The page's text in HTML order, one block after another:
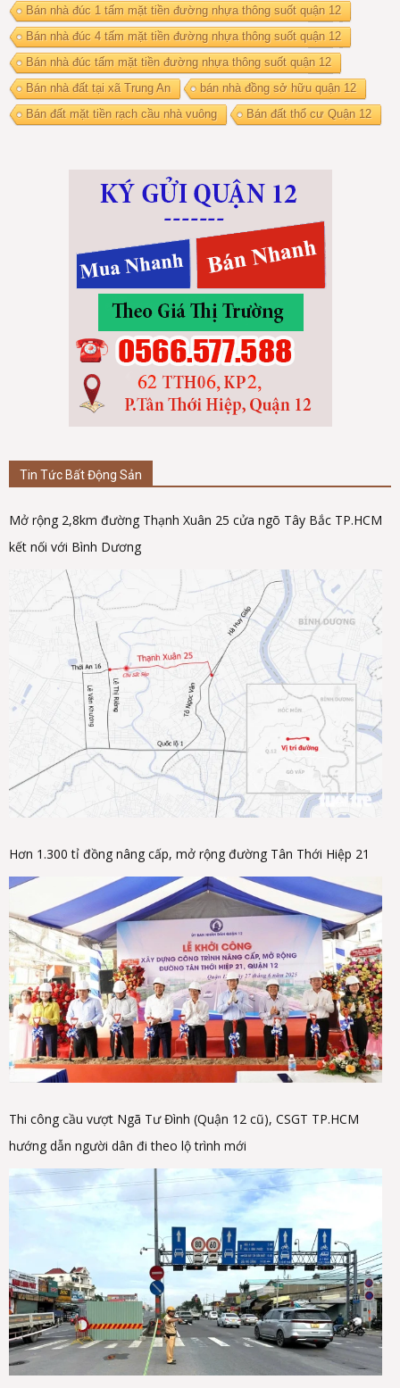
Bán nhà đúc 1 tấm mặt tiền đường nhựa thông suốt quận 12
Bán nhà đúc 4 tấm mặt tiền đường nhựa thông suốt quận 12
Bán nhà đúc tấm mặt tiền đường nhựa thông suốt quận 12
Bán nhà đất tại xã Trung An
bán nhà đồng sở hữu quận 12
Bán đất mặt tiền rạch cầu nhà vuông
Bán đất thổ cư Quận 12
Tin Tức Bất Động Sản
Mở rộng 2,8km đường Thạnh Xuân 25 cửa ngõ Tây Bắc TP.HCM
kết nối với Bình Dương
Hơn 1.300 tỉ đồng nâng cấp, mở rộng đường Tân Thới Hiệp 21
Thi công cầu vượt Ngã Tư Đình (Quận 12 cũ), CSGT TP.HCM
hướng dẫn người dân đi theo lộ trình mới